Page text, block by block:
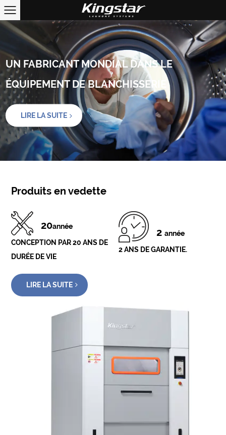
UN FABRICANT MONDIAL DANS LE
ÉQUIPEMENT DE BLANCHISSERIE
LIRE LA SUITE
Produits en vedette
20année
CONCEPTION PAR 20 ANS DE
DURÉE DE VIE
2année
2 ANS DE GARANTIE.
LIRE LA SUITE